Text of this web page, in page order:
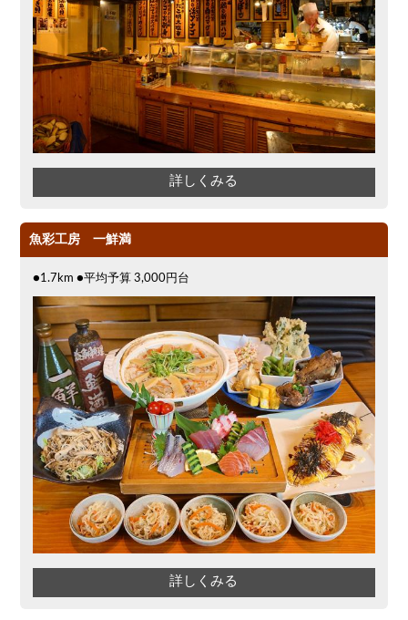
詳しくみる
魚彩工房 一鮮満
●1.7km ●平均予算 3,000円台
詳しくみる